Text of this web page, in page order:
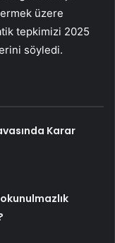
üzere
tepkimizi 2025
söyledi.
Karar